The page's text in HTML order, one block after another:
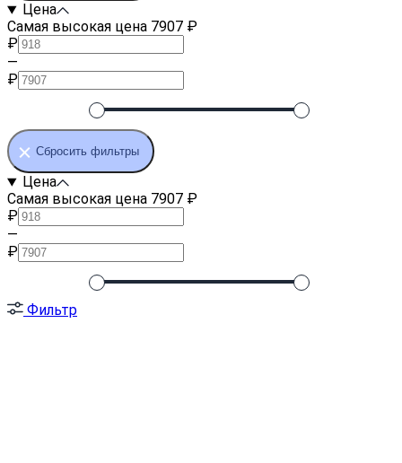
Цена
Самая высокая цена 7907 ₽
₽
—
₽
Сбросить фильтры
Цена
Самая высокая цена 7907 ₽
₽
—
₽
Фильтр